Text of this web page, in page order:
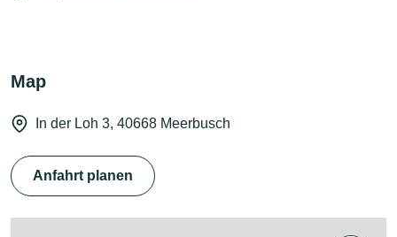
Map
In der Loh 3, 40668 Meerbusch
Anfahrt planen